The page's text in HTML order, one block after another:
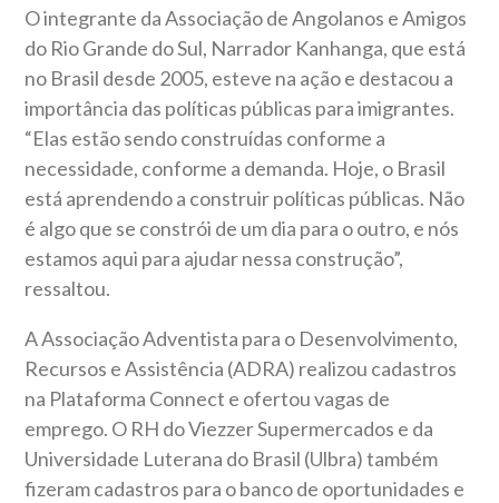
O integrante da Associação de Angolanos e Amigos
do Rio Grande do Sul, Narrador Kanhanga, que está
no Brasil desde 2005, esteve na ação e destacou a
importância das políticas públicas para imigrantes.
“Elas estão sendo construídas conforme a
necessidade, conforme a demanda. Hoje, o Brasil
está aprendendo a construir políticas públicas. Não
é algo que se constrói de um dia para o outro, e nós
estamos aqui para ajudar nessa construção”,
ressaltou.
A Associação Adventista para o Desenvolvimento,
Recursos e Assistência (ADRA) realizou cadastros
na Plataforma Connect e ofertou vagas de
emprego. O RH do Viezzer Supermercados e da
Universidade Luterana do Brasil (Ulbra) também
fizeram cadastros para o banco de oportunidades e